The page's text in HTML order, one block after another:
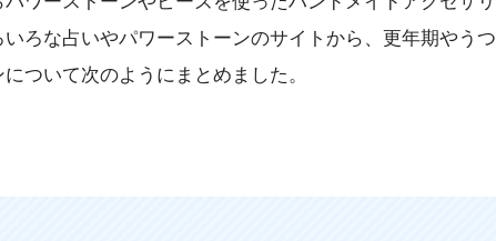
ろな占いやパワーストーンのサイトから、更年期やうつ
ついて次のようにまとめました。